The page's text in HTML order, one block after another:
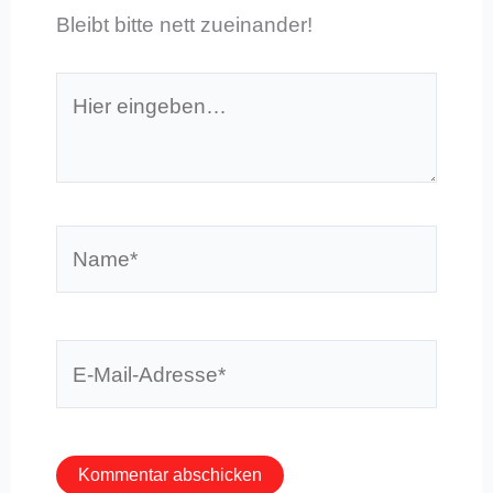
Bleibt bitte nett zueinander!
eingeben…